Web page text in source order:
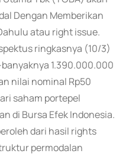
Dengan Memberikan
atau right issue.
ringkasnya (10/3)
1.390.000.000
nilai nominal Rp50
saham portepel
di Bursa Efek Indonesia.
dari hasil rights
permodalan